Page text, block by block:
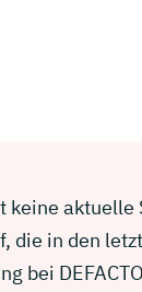
keine
die in den
bei